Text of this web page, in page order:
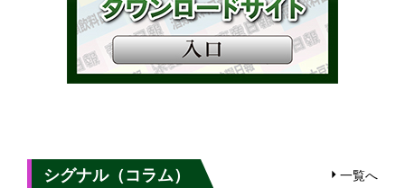
シグナル（コラム） 一覧へ